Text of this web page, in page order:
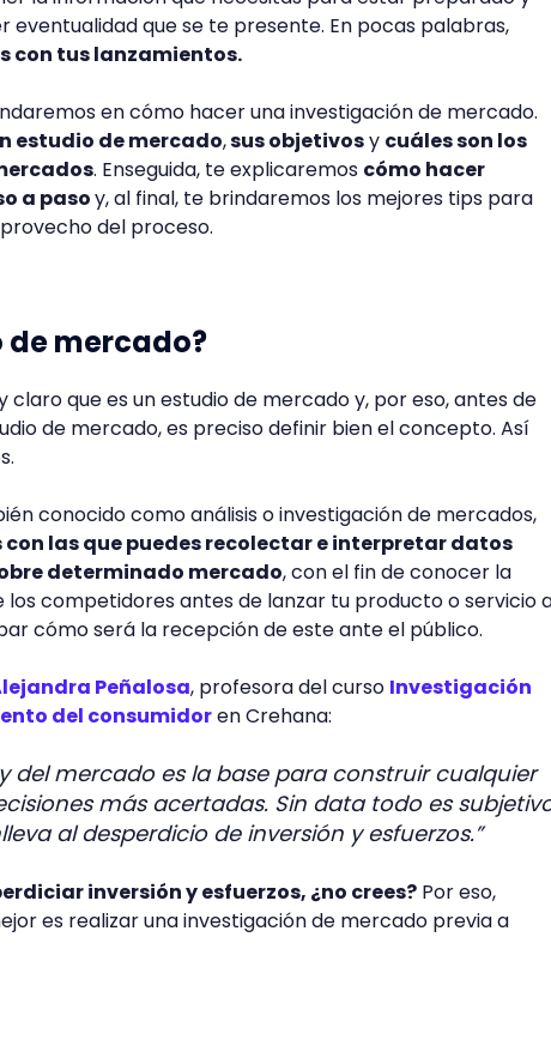
que se te presente. En pocas palabras,
con tus lanzamientos.
en cómo hacer una investigación de mercado.
estudio de mercado,sus objetivosy cuáles son los
. Enseguida, te explicaremos cómo hacer
a pasoy, al final, te brindaremos los mejores tips para
del proceso.
de mercado?
claro que es un estudio de mercado y, por eso, antes de
de mercado, es preciso definir bien el concepto. Así
conocido como análisis o investigación de mercados,
con las que puedes recolectar e interpretar datos
determinado mercado, con el fin de conocer la
los competidores antes de lanzar tu producto o servicio
cómo será la recepción de este ante el público.
Peñalosa, profesora del curso Investigación
del consumidoren Crehana:
del mercado es la base para construir cualquier
más acertadas. Sin data todo es
al desperdicio de inversión y esfuerzos.”
inversión y esfuerzos, ¿no crees? Por eso,
es realizar una investigación de mercado previa a